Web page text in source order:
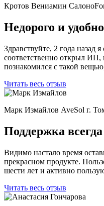
Кротов Вениамин
Недорого и удобно
Здравствуйте, 2 года назад
соответственно открыл ИП,
познакомился с такой
Читать весь отзыв
Марк Измайлов AveSol г.
Поддержка
Видимо настало время
прекрасном продукте.
шести лет и активно
Читать весь отзыв